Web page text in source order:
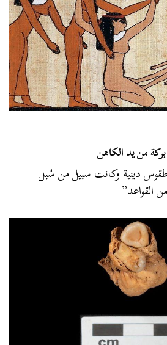
من يد الكاهن
طقوس دينية وكانت سبيل من سُبل
القواعد”